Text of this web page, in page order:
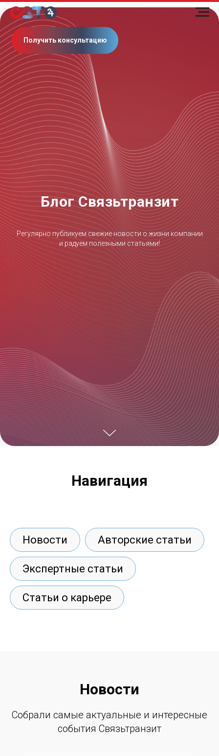
Получить консультацию
Блог Связьтранзит
Регулярно публикуем свежие новости о жизни компании
и радуем полезными статьями!
Навигация
Новости Авторские статьи
Экспертные статьи
Статьи о карьере
Новости
Собрали самые актуальные и интересные
события Связьтранзит